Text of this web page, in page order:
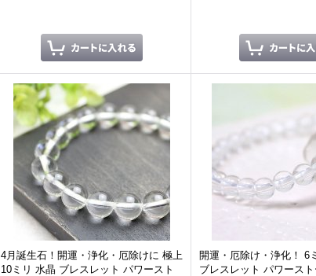
4月誕生石！開運・浄化・厄除けに 極上
10ミリ 水晶 ブレスレット パワースト
開運・厄除け・浄化！ 6
ブレスレット パワース